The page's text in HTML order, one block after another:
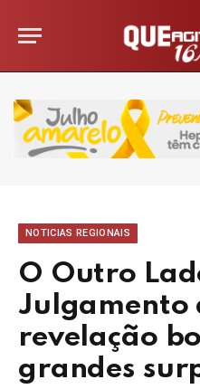
NOTICIAS REGIONAIS
O Outro
Julgamento
revelação
grandes